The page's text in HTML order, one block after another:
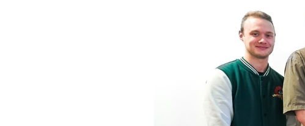
Kliknij, aby powiększyć